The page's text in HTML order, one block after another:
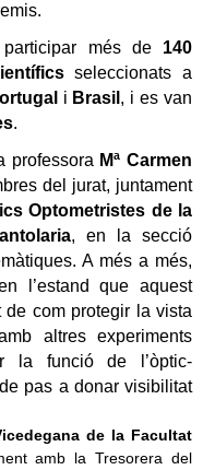
més de 140
seleccionats a
i Brasil , i es van
.
professora Mª Carmen
del jurat, juntament
Optometristes de la
, en la secció
A més a més,
l’estand que aquest
com protegir la vista
altres experiments
la funció de l’òptic-
pas a donar visibilitat
de la Facultat
amb la Tresorera del